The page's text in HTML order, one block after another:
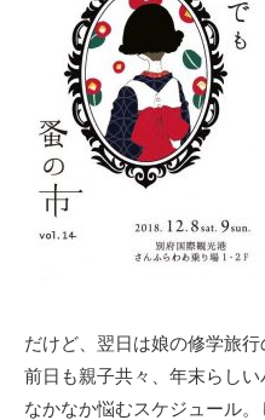
だけど、翌日は娘の修学旅行
前日も親子共々、年末らしい
なかなか悩むスケジュール